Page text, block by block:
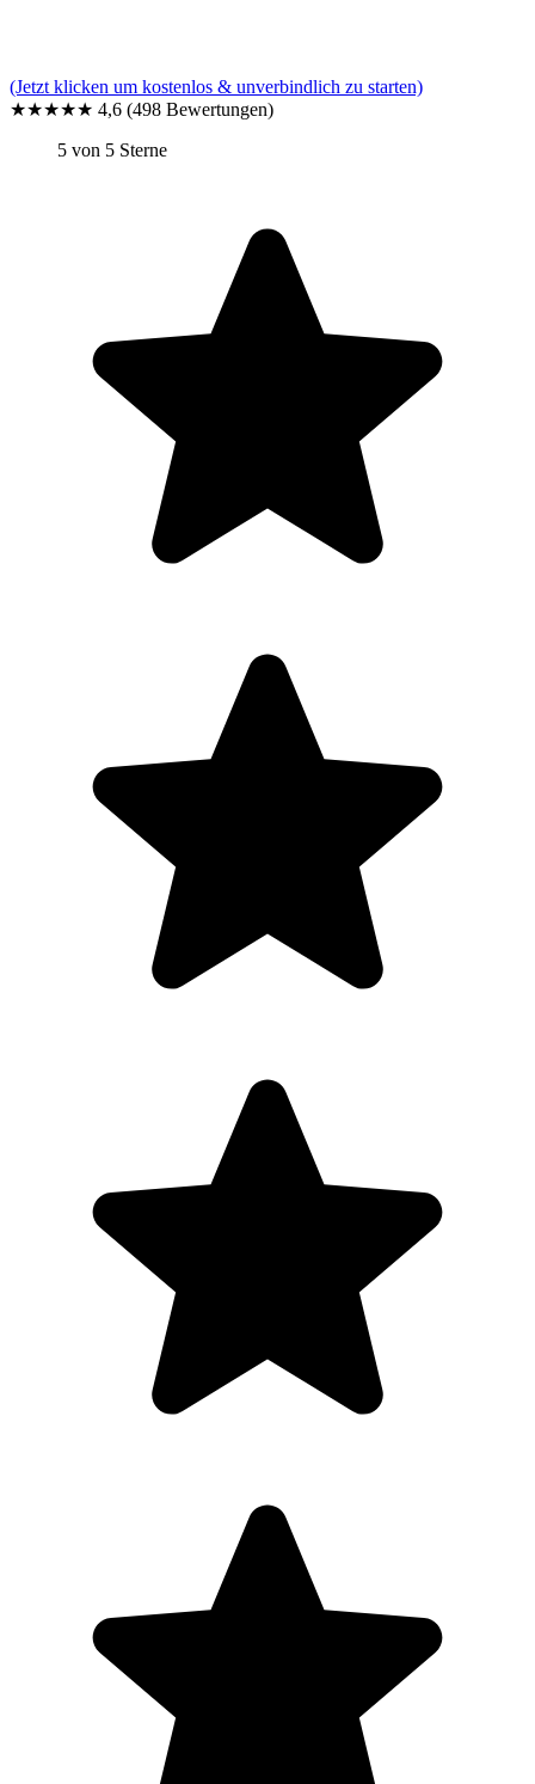
(Jetzt klicken um kostenlos & unverbindlich zu starten)
★★★★★ 4,6 (498 Bewertungen)
5 von 5 Sterne